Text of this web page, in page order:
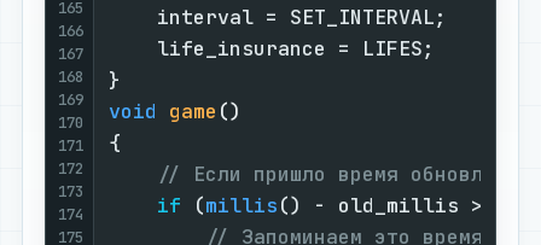
165
166
167
168
169
170
171
172
173
174
175
    interval = SET_INTERVAL;
    life_insurance = LIFES;
void game ()
{
// Если пришло время обновлять
if (millis() - old_millis >
// Запоминаем это время